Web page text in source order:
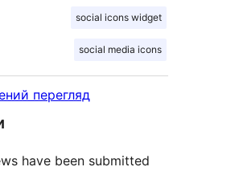
social icons widget
social media icons
перегляд
have been submitted